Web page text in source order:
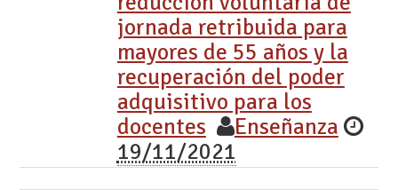
jornada retribuida para
mayores de 55 años y la
recuperación del poder
adquisitivo para los
docentes
Enseñanza
19/11/2021